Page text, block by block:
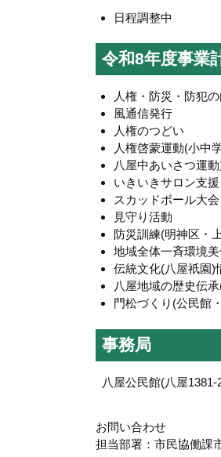
日程調整中
令和8年度事業
人権・防災・防犯
風通信発行
人権のつどい
人権啓蒙運動(小中
八屋中あいさつ運
いきいきサロン支援
スカッドボール大会
見守り活動
防災訓練(明神区・
地域全体一斉環境
伝統文化(八屋祇園)
八屋地域の歴史伝
門松づくり(公民館
事務局
八屋公民館(八屋1381-
お問い合わせ
担当部署：市民協働課